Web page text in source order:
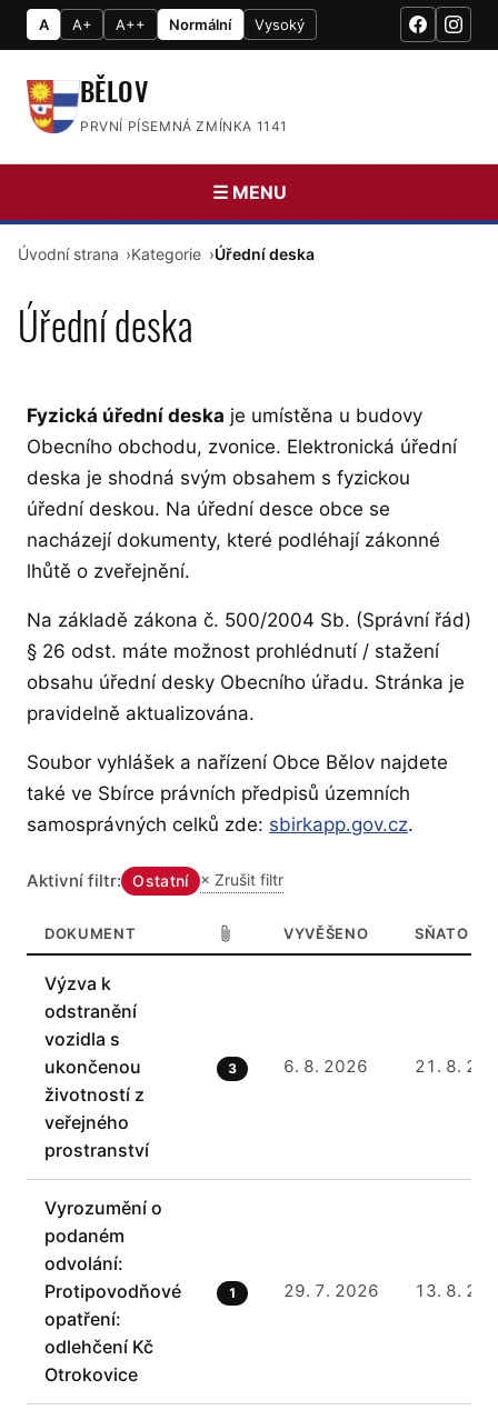
A A+ A++ Normální Vysoký
BĚLOV
PRVNÍ PÍSEMNÁ ZMÍNKA 1141
☰ MENU
Úvodní strana Kategorie Úřední deska
Úřední deska
Fyzická úřední deska je umístěna u budovy
Obecního obchodu, zvonice. Elektronická úřední
deska je shodná svým obsahem s fyzickou
úřední deskou. Na úřední desce obce se
nacházejí dokumenty, které podléhají zákonné
lhůtě o zveřejnění.
Na základě zákona č. 500/2004 Sb. (Správní řád)
§ 26 odst. máte možnost prohlédnutí / stažení
obsahu úřední desky Obecního úřadu. Stránka je
pravidelně aktualizována.
Soubor vyhlášek a nařízení Obce Bělov najdete
také ve Sbírce právních předpisů územních
samosprávných celků zde: sbirkapp.gov.cz— otevírá
.
Aktivní filtr: Ostatní × Zrušit filtr
DOKUMENT VYVĚŠENO SŇATO
Výzva k
odstranění
vozidla s
ukončenou
životností z
veřejného
prostranství
3 6. 8. 2026 21. 8.
Vyrozumění o
podaném
odvolání:
Protipovodňové
opatření:
odlehčení Kč
Otrokovice
1 29. 7. 2026 13. 8.